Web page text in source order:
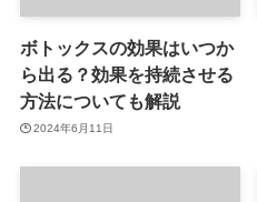
ボトックスの効果はいつか
ら出る？効果を持続させる
方法についても解説
2024年6月11日